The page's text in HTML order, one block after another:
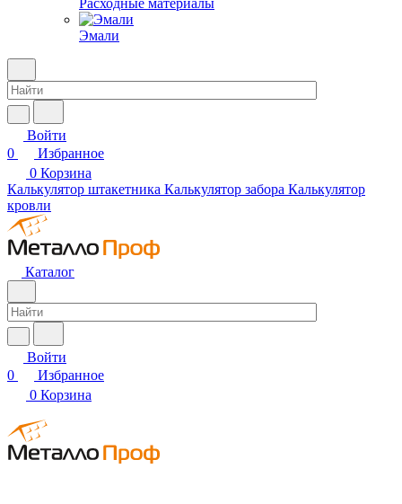
Расходные материалы
Эмали
Войти
0
Избранное
0 Корзина
Калькулятор штакетника Калькулятор забора Калькулятор
кровли
Каталог
Войти
0
Избранное
0 Корзина